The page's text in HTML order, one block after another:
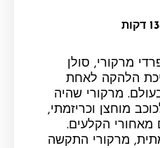
מרקורי, סולן
הלהקה לאחת
מרקורי שהיה
מוחצן וכריזמתי,
מאחורי הקלעים.
מרקורי התקשה